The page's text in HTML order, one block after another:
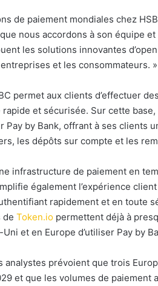
de paiement mondiales chez
nous accordons à son équipe
les solutions innovantes
et les consommateurs. »
permet aux clients d’effectuer
et sécurisée. Sur cette
Pay by Bank, offrant à ses clients
les dépôts sur compte et les
infrastructure de paiement en
également l’expérience
rapidement et en toute
de Token.io permettent déjà à
et en Europe d’utiliser Pay by
analystes prévoient que trois
et que les volumes de paiement